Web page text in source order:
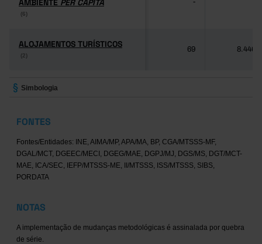
AMBIENTE PER CAPITA
(6)
AMBIENTE PER CAPITA
(6)
-
ALOJAMENTOS TURÍSTICOS
(2)
ALOJAMENTOS TURÍSTICOS
(2)
69 8.446
Simbologia
FONTES
Fontes/Entidades: INE, AIMA/MP, APA/MA, BP, CGA/MTSSS-MF,
DGAL/MCT, DGEEC/MECI, DGEG/MAE, DGPJ/MJ, DGS/MS, DGT/MCT-
MAE, ICA/SEC, IEFP/MTSSS-ME, II/MTSSS, ISS/MTSSS, SIBS,
PORDATA
NOTAS
A implementação de mudanças metodológicas é assinalada por quebra
de série.